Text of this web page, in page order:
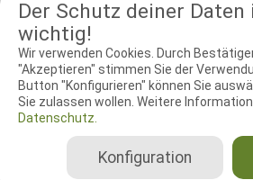
Der Schutz deiner Daten
wichtig!
Wir verwenden Cookies. Durch
"Akzeptieren" stimmen Sie der
Button "Konfigurieren" können Sie
Sie zulassen wollen. Weitere
Datenschutz.
Konfiguration
keine Rückzahlung des Meldegeldes bei
RICHTER UND HELFER
Raphaela Handke
Deutschland